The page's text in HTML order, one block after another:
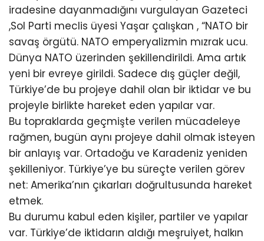
iradesine dayanmadığını vurgulayan Gazeteci
,Sol Parti meclis üyesi Yaşar çalışkan , “NATO bir
savaş örgütü. NATO emperyalizmin mızrak ucu.
Dünya NATO üzerinden şekillendirildi. Ama artık
yeni bir evreye girildi. Sadece dış güçler değil,
Türkiye’de bu projeye dahil olan bir iktidar ve bu
projeyle birlikte hareket eden yapılar var.
Bu topraklarda geçmişte verilen mücadeleye
rağmen, bugün aynı projeye dahil olmak isteyen
bir anlayış var. Ortadoğu ve Karadeniz yeniden
şekilleniyor. Türkiye’ye bu süreçte verilen görev
net: Amerika’nın çıkarları doğrultusunda hareket
etmek.
Bu durumu kabul eden kişiler, partiler ve yapılar
var. Türkiye’de iktidarın aldığı meşruiyet, halkın